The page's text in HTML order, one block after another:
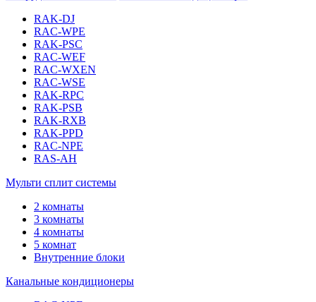
RAK-DJ
RAC-WPE
RAK-PSC
RAC-WEF
RAC-WXEN
RAC-WSE
RAK-RPC
RAK-PSB
RAK-RXB
RAK-PPD
RAC-NPE
RAS-AH
Мульти сплит системы
2 комнаты
3 комнаты
4 комнаты
5 комнат
Внутренние блоки
Канальные кондиционеры